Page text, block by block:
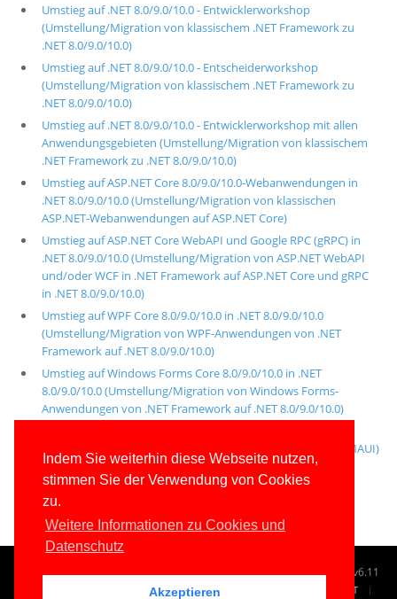
Indem Sie weiterhin diese Webseite nutzen,
stimmen Sie der Verwendung von Cookies
zu.
Weitere Informationen zu Cookies und
Datenschutz
Akzeptieren
Umstieg auf .NET 8.0/9.0/10.0 - Entwicklerworkshop
(Umstellung/Migration von klassischem .NET Framework zu
.NET 8.0/9.0/10.0)
Umstieg auf .NET 8.0/9.0/10.0 - Entscheiderworkshop
(Umstellung/Migration von klassischem .NET Framework zu
.NET 8.0/9.0/10.0)
Umstieg auf .NET 8.0/9.0/10.0 - Entwicklerworkshop mit allen
Anwendungsgebieten (Umstellung/Migration von klassischem
.NET Framework zu .NET 8.0/9.0/10.0)
Umstieg auf ASP.NET Core 8.0/9.0/10.0-Webanwendungen in
.NET 8.0/9.0/10.0 (Umstellung/Migration von klassischen
ASP.NET-Webanwendungen auf ASP.NET Core)
Umstieg auf ASP.NET Core WebAPI und Google RPC (gRPC) in
.NET 8.0/9.0/10.0 (Umstellung/Migration von ASP.NET WebAPI
und/oder WCF in .NET Framework auf ASP.NET Core und gRPC
in .NET 8.0/9.0/10.0)
Umstieg auf WPF Core 8.0/9.0/10.0 in .NET 8.0/9.0/10.0
(Umstellung/Migration von WPF-Anwendungen von .NET
Framework auf .NET 8.0/9.0/10.0)
Umstieg auf Windows Forms Core 8.0/9.0/10.0 in .NET
8.0/9.0/10.0 (Umstellung/Migration von Windows Forms-
Anwendungen von .NET Framework auf .NET 8.0/9.0/10.0)
(Umstellung/Migration von Xamarin Forms-Apps auf .NET MAUI)
Umstieg auf Entity Framework Core 8.0/9.0/10.0
(Umstellung/Migration von ADO.NET Entity Framework 5.x)
© 1996-2026www.IT-Visions.ch-Dr. Holger Schwichtenberg v6.11
TAG CLOUD KONTAKT